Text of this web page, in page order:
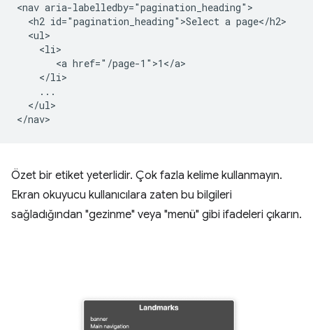
<nav aria-labelledby="pagination_heading">
  <h2 id="pagination_heading">Select a page</h2>
  <ul>
    <li>
       <a href="/page-1">1</a>
    </li>
    ...
  </ul>
Özet bir etiket yeterlidir. Çok fazla kelime kullanmayın.
Ekran okuyucu kullanıcılara zaten bu bilgileri
sağladığından "gezinme" veya "menü" gibi ifadeleri çıkarın.